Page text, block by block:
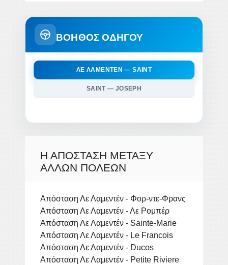
ΒΟΗΘΟΣ ΟΔΗΓΟΥ
ΛΕ ΛΑΜΕΝΤΈΝ — SAINT
SAINT — JOSEPH
Η ΑΠΌΣΤΑΣΗ ΜΕΤΑΞΎ
ΆΛΛΩΝ ΠΌΛΕΩΝ
Απόσταση Λε Λαμεντέν - Φορ-ντε-Φρανς
Απόσταση Λε Λαμεντέν - Λε Ρομπέρ
Απόσταση Λε Λαμεντέν - Sainte-Marie
Απόσταση Λε Λαμεντέν - Le Francois
Απόσταση Λε Λαμεντέν - Ducos
Απόσταση Λε Λαμεντέν - Petite Riviere